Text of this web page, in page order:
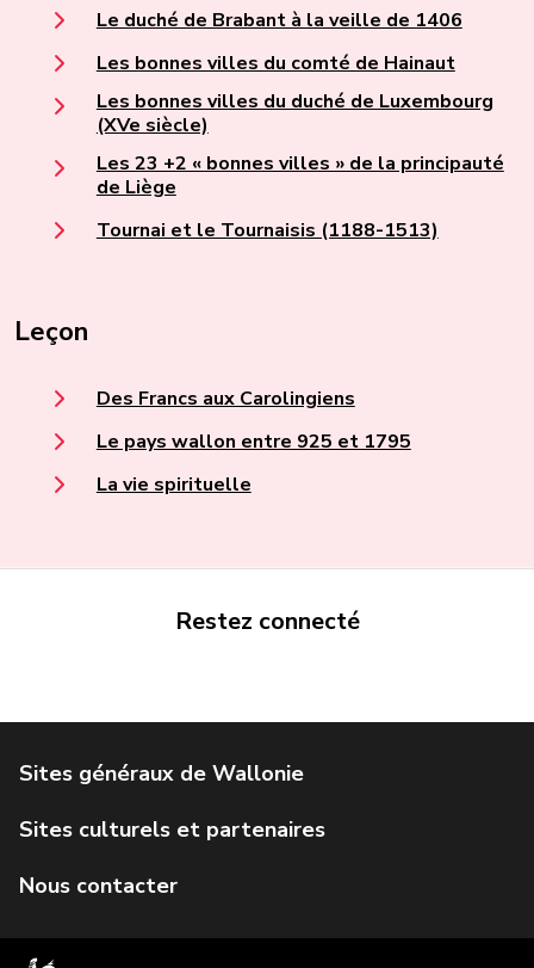
Le duché de Brabant à la veille de 1406
Les bonnes villes du comté de Hainaut
Les bonnes villes du duché de Luxembourg
(XVe siècle)
Les 23 +2 « bonnes villes » de la principauté
de Liège
Tournai et le Tournaisis (1188-1513)
Leçon
Des Francs aux Carolingiens
Le pays wallon entre 925 et 1795
La vie spirituelle
Restez connecté
Service public de Wallonie
Géoportail de la Wallonie
IWEPS
Agence Wallonne du Patrimoine
Inventaire du Patrimoine
Formulaire de contact